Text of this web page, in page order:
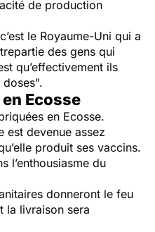
de production
le Royaume-Uni qui a
des gens qui
qu’effectivement ils
doses".
Ecosse
en Ecosse.
est devenue assez
produit ses vaccins.
l’enthousiasme du
donneront le feu
la livraison sera